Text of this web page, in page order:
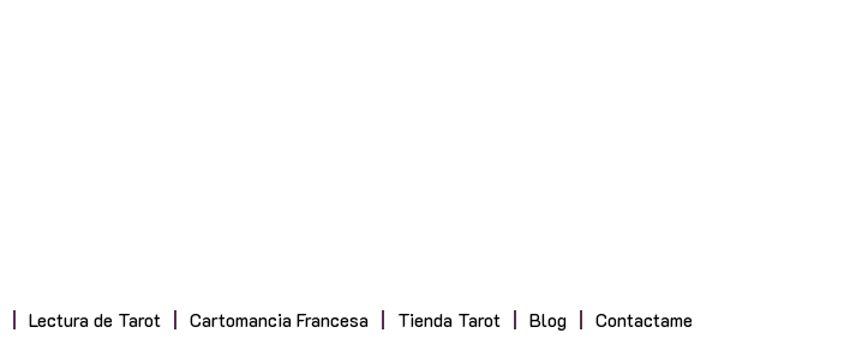
Lectura de Tarot Cartomancia Francesa Tienda Tarot Blog Contactame